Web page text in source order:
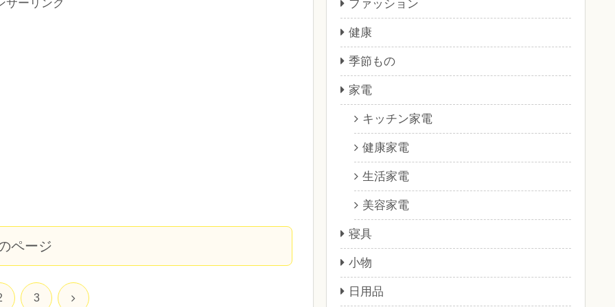
サーリンク
ページ
3 次
ファッション
健康
季節もの
家電
キッチン家電
健康家電
生活家電
美容家電
寝具
小物
日用品